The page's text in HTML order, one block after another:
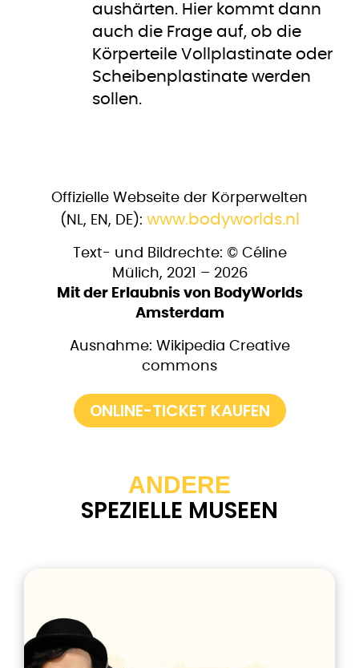
aushärten. Hier kommt dann
auch die Frage auf, ob die
Körperteile Vollplastinate oder
Scheibenplastinate werden
sollen.
​Offizielle Webseite der Körperwelten
(NL, EN, DE): www.bodyworlds.nl
Text- und Bildrechte: © Céline
Mülich, 2021 – 2026
Mit der Erlaubnis von BodyWorlds
Amsterdam
Ausnahme: Wikipedia Creative
commons
ONLINE-TICKET KAUFEN
ANDERE
SPEZIELLE MUSEEN